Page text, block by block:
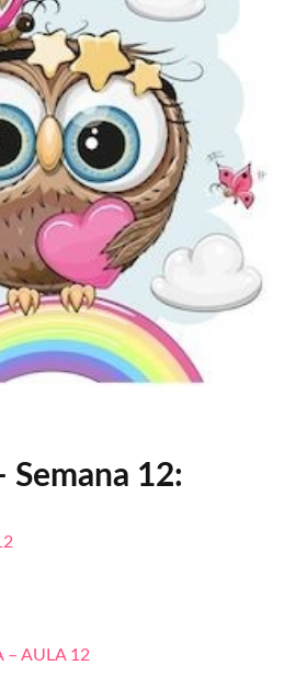
12:
– AULA 12